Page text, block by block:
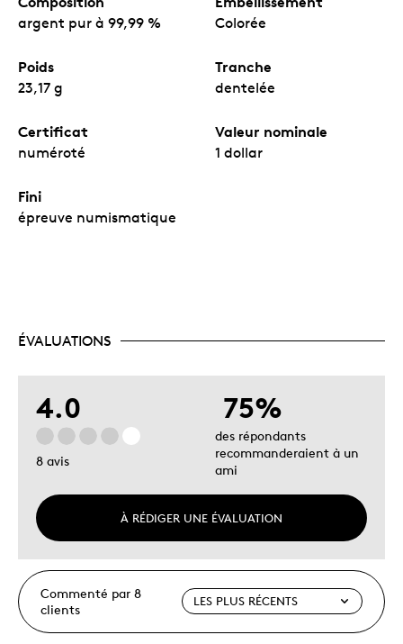
argent pur à 99,99 % Colorée
Poids
23,17 g
Tranche
dentelée
Certificat
numéroté
Valeur nominale
1 dollar
Fini
épreuve numismatique
ÉVALUATIONS
4.0
8 avis
À RÉDIGER UNE ÉVALUATION
75%
des répondants
recommanderaient à un
ami
Commenté par 8
clients